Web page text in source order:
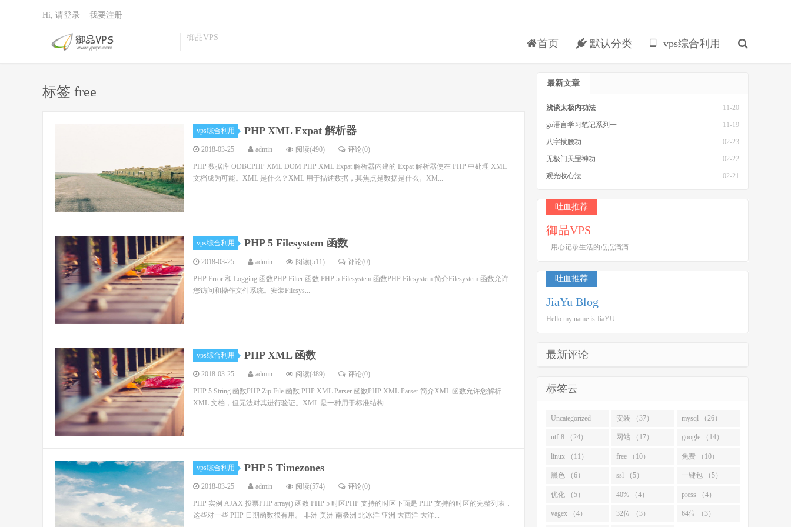
御品VPS
首页 默认分类 vps综合利用
Hi, 请登录 我要注册
标签 free
vps综合利用 PHP XML Expat 解析器
2018-03-25 admin 阅读(490) 评论(0)
PHP 数据库 ODBCPHP XML DOM PHP XML Expat 解析器内建的 Expat 解析器使在 PHP 中处理 XML
文档成为可能。XML 是什么？XML 用于描述数据，其焦点是数据是什么。XM...
vps综合利用 PHP 5 Filesystem 函数
2018-03-25 admin 阅读(511) 评论(0)
PHP Error 和 Logging 函数PHP Filter 函数 PHP 5 Filesystem 函数PHP Filesystem 简介Filesystem 函数允许
您访问和操作文件系统。安装Filesys...
vps综合利用 PHP XML 函数
2018-03-25 admin 阅读(489) 评论(0)
PHP 5 String 函数PHP Zip File 函数 PHP XML Parser 函数PHP XML Parser 简介XML 函数允许您解析
XML 文档，但无法对其进行验证。XML 是一种用于标准结构...
vps综合利用 PHP 5 Timezones
2018-03-25 admin 阅读(574) 评论(0)
PHP 实例 AJAX 投票PHP array() 函数 PHP 5 时区PHP 支持的时区下面是 PHP 支持的时区的完整列表，
这些对一些 PHP 日期函数很有用。 非洲 美洲 南极洲 北冰洋 亚洲 大西洋 大洋...
最新文章
11-20
浅谈太极内功法
11-19
go语言学习笔记系列一
02-23
八字拔腰功
02-22
无极门天罡神功
02-21
观光收心法
吐血推荐
御品VPS
--用心记录生活的点点滴滴 .
吐血推荐
JiaYu Blog
Hello my name is JiaYU.
最新评论
标签云
Uncategorized
（43）
安装 （37） mysql （26）
utf-8 （24） 网站 （17） google （14）
linux （11） free （10） 免费 （10）
黑色 （6） ssl （5） 一键包 （5）
优化 （5） 40% （4） press （4）
vagex （4） 32位 （3） 64位 （3）